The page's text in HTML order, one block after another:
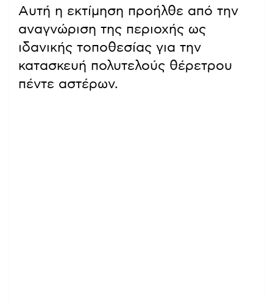
Αυτή η εκτίμηση προήλθε από την
αναγνώριση της περιοχής ως
ιδανικής τοποθεσίας για την
κατασκευή πολυτελούς θέρετρου
πέντε αστέρων.